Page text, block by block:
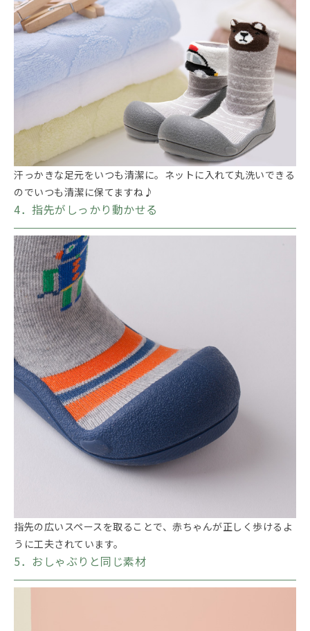
汗っかきな足元をいつも清潔に。ネットに入れて丸洗いできる
のでいつも清潔に保てますね♪
4．指先がしっかり動かせる
指先の広いスペースを取ることで、赤ちゃんが正しく歩けるよ
うに工夫されています。
5．おしゃぶりと同じ素材